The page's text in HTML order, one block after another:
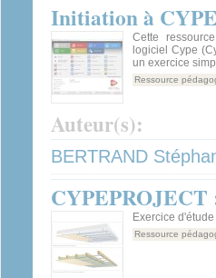
Initiation à
Cette
logiciel Cype
un exercice
Ressource
Auteur(s):
BERTRAND
CYPEPROJECT
Exercice
Ressource